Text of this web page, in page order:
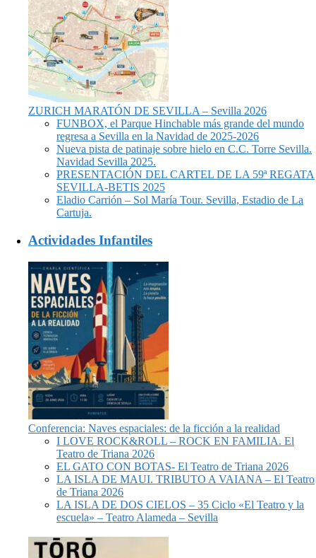
ZURICH MARATÓN DE SEVILLA – Sevilla 2026
FUNBOX, el Parque Hinchable más grande del mundo
regresa a Sevilla en la Navidad de 2025-2026
Nueva pista de patinaje sobre hielo en C.C. Torre Sevilla.
Navidad Sevilla 2025.
PRESENTACIÓN DEL CARTEL DE LA 59ª REGATA
SEVILLA-BETIS 2025
Eladio Carrión – Sol María Tour. Sevilla, Estadio de La
Cartuja.
Actividades Infantiles
Conferencia: Naves espaciales: de la ficción a la realidad
I LOVE ROCK&ROLL – ROCK EN FAMILIA. El
Teatro de Triana 2026
EL GATO CON BOTAS- El Teatro de Triana 2026
LA ISLA DE MAUI. TRIBUTO A VAIANA – El Teatro
de Triana 2026
LA ISLA DE DOS CIELOS – 35 Ciclo «El Teatro y la
escuela» – Teatro Alameda – Sevilla